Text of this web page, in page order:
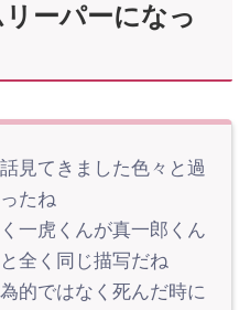
ーパーになっ
見てきました色々と過
たね
一虎くんが真一郎くん
全く同じ描写だね
的ではなく死んだ時に